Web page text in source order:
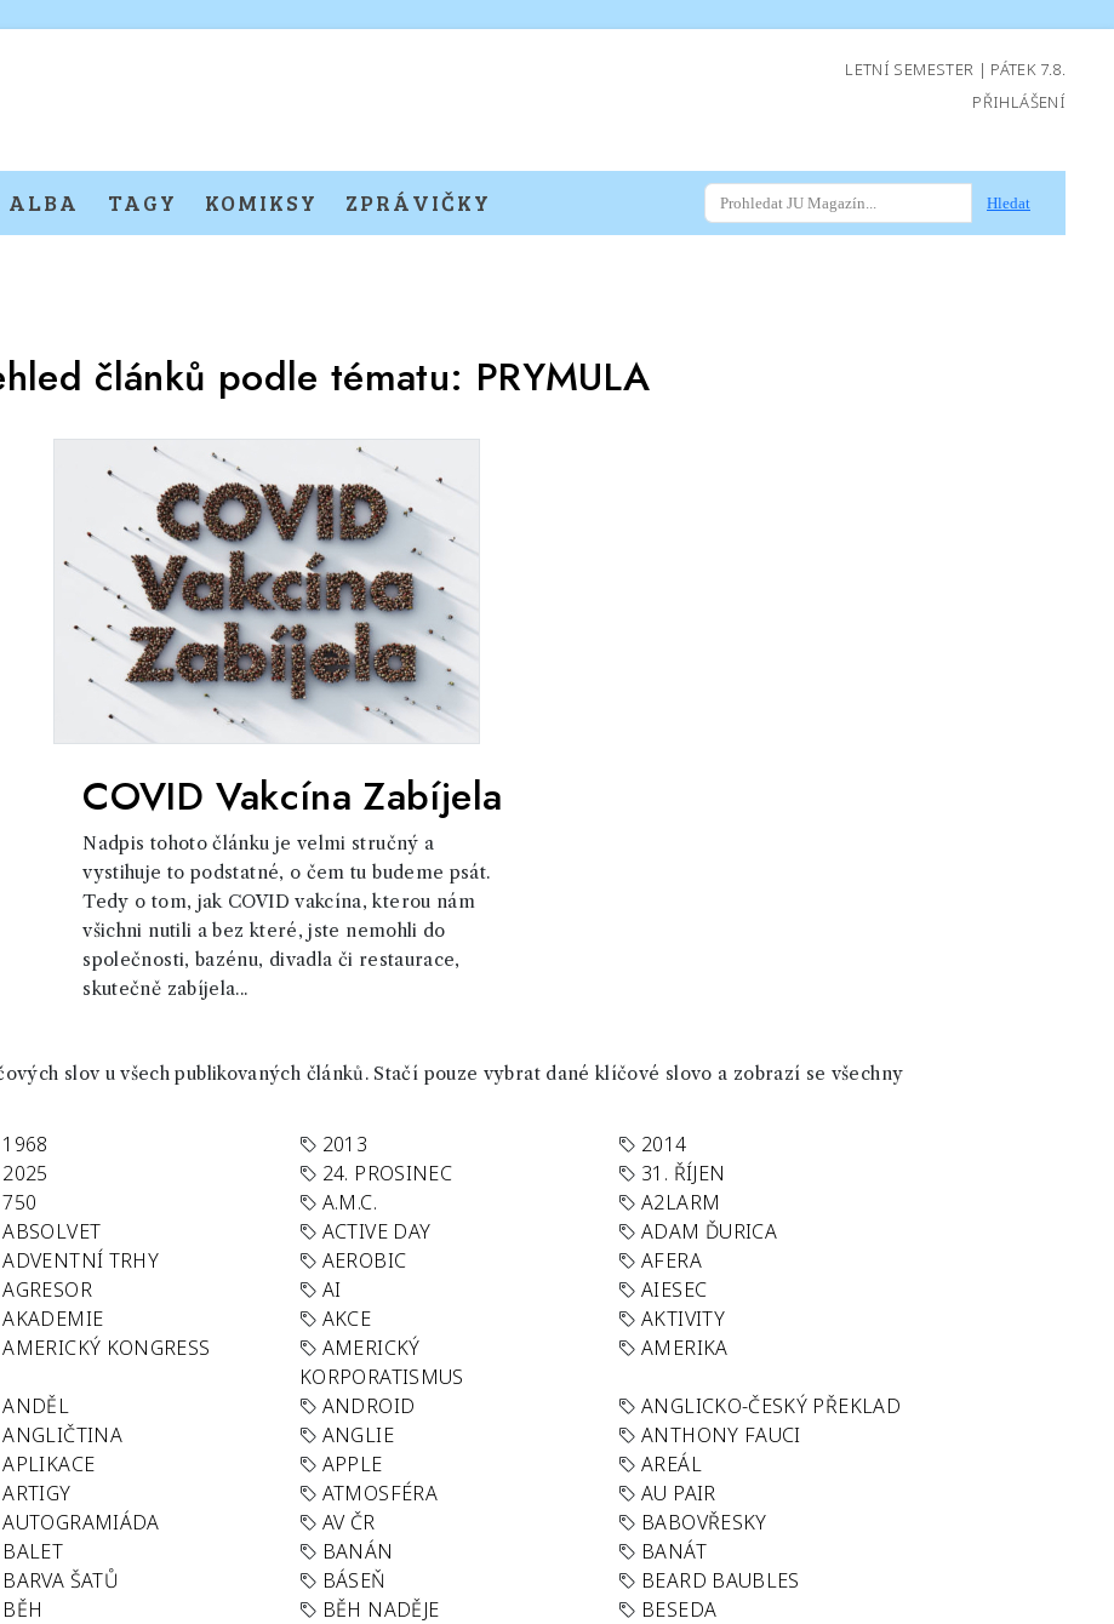
LETNÍ SEMESTER | PÁTEK 7.8.
PŘIHLÁŠENÍ
ALBA TAGY KOMIKSY ZPRÁVIČKY Hledat
článků podle tématu: PRYMULA
COVID Vakcína Zabíjela
Nadpis tohoto článku je velmi stručný a
vystihuje to podstatné, o čem tu budeme psát.
Tedy o tom, jak COVID vakcína, kterou nám
všichni nutili a bez které, jste nemohli do
společnosti, bazénu, divadla či restaurace,
skutečně zabíjela...
slov u všech publikovaných článků. Stačí pouze vybrat dané klíčové slovo a zobrazí se všechny
1968 2013
2014
2025 24. PROSINEC
31. ŘÍJEN
750 A.M.C.
A2LARM
ABSOLVET ACTIVE DAY
ADAM ĎURICA
ADVENTNÍ TRHY AEROBIC
AFERA
AGRESOR AI
AIESEC
AKADEMIE AKCE
AKTIVITY
AMERICKÝ KONGRESS
AMERICKÝ
KORPORATISMUS
AMERIKA
ANDĚL ANDROID
ANGLICKO-ČESKÝ PŘEKLAD
ANGLIČTINA ANGLIE
ANTHONY FAUCI
APLIKACE APPLE
AREÁL
ARTIGY ATMOSFÉRA
AU PAIR
AUTOGRAMIÁDA AV ČR
BABOVŘESKY
BALET BANÁN
BANÁT
BARVA ŠATŮ BÁSEŇ
BEARD BAUBLES
BĚH BĚH NADĚJE
BESEDA